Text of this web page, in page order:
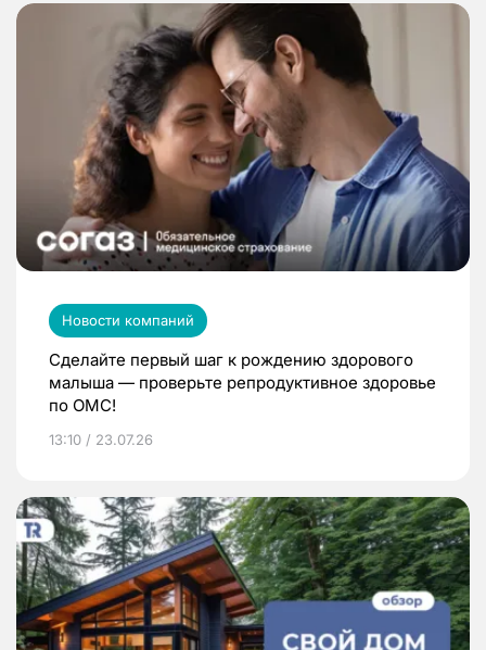
Новости компаний
Сделайте первый шаг к рождению здорового
малыша — проверьте репродуктивное здоровье
по ОМС!
13:10 / 23.07.26